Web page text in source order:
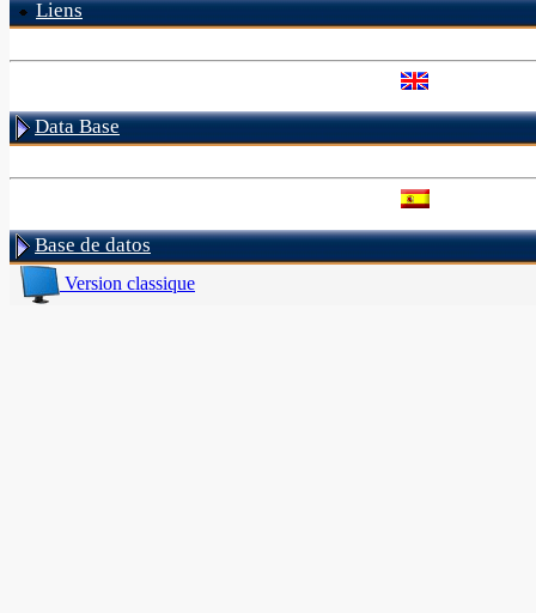
Liens
Data Base
Base de datos
Version classique